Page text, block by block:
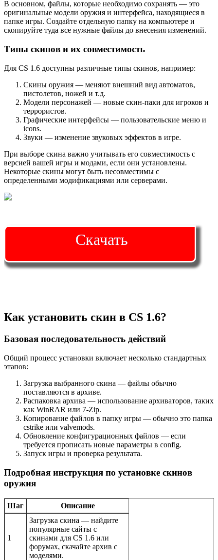
В основном, файлы, которые необходимо сохранять — это
оригинальные модели оружия и интерфейса, находящиеся в
папке игры. Создайте отдельную папку на компьютере и
скопируйте туда все нужные файлы до внесения изменений.
Типы скинов и их совместимость
Для CS 1.6 доступны различные типы скинов, например:
Скины оружия — меняют внешний вид автоматов,
пистолетов, ножей и т.д.
Модели персонажей — новые скин-паки для игроков и
террористов.
Графические интерфейсы — пользовательские меню и
icons.
Звуки — изменение звуковых эффектов в игре.
При выборе скина важно учитывать его совместимость с
версией вашей игры и модами, если они установлены.
Некоторые скины могут быть несовместимы с
определенными модификациями или серверами.
Скачать
Как установить скин в CS 1.6?
Базовая последовательность действий
Общий процесс установки включает несколько стандартных
этапов:
Загрузка выбранного скина — файлы обычно
поставляются в архиве.
Распаковка архива — использование архиваторов, таких
как WinRAR или 7-Zip.
Копирование файлов в папку игры — обычно это папка
cstrike или valvemods.
Обновление конфигурационных файлов — если
требуется прописать новые параметры в config.
Запуск игры и проверка результата.
Подробная инструкция по установке скинов
оружия
Шаг Описание
1
Загрузка скина — найдите
популярные сайты с
скинами для CS 1.6 или
форумах, скачайте архив с
моделями.